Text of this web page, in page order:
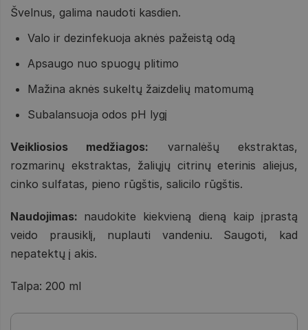
Švelnus, galima naudoti kasdien.
Valo ir dezinfekuoja aknės pažeistą odą
Apsaugo nuo spuogų plitimo
Mažina aknės sukeltų žaizdelių matomumą
Subalansuoja odos pH lygį
Veikliosios medžiagos: varnalėšų ekstraktas,
rozmarinų ekstraktas, žaliųjų citrinų eterinis aliejus,
cinko sulfatas, pieno rūgštis, salicilo rūgštis.
Naudojimas: naudokite kiekvieną dieną kaip įprastą
veido prausiklį, nuplauti vandeniu. Saugoti, kad
nepatektų į akis.
Talpa: 200 ml